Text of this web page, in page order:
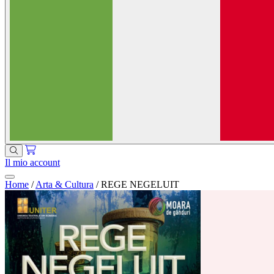
Il mio account
Home / Arta & Cultura / REGE NEGELUIT